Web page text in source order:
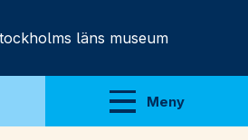
läns museum
Meny
Visa meny